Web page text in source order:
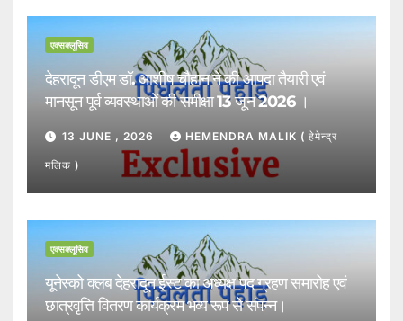
एक्सक्लूसिव
देहरादून डीएम डॉ. आशीष चौहान ने की आपदा तैयारी एवं
मानसून पूर्व व्यवस्थाओं की समीक्षा 13 जून 2026 ।
13 JUNE , 2026 HEMENDRA MALIK ( हेमेन्द्र
मलिक )
एक्सक्लूसिव
यूनेस्को क्लब देहरादून ईस्ट का अध्यक्ष पद ग्रहण समारोह एवं
छात्रवृत्ति वितरण कार्यक्रम भव्य रूप से संपन्न।